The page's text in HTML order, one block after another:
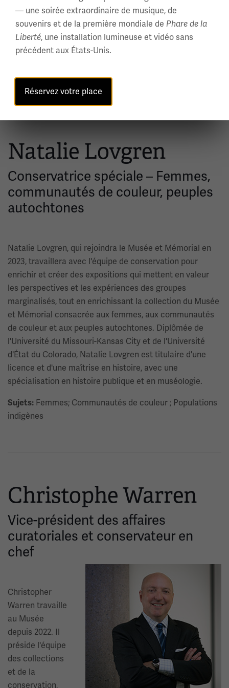
Musée général ; Des expositions; Thèmes et
impact de la Première Guerre mondiale ; Implications
sociales et histoire de la Première Guerre mondiale ;
Aliments; Programmation du musée et stratégies
Natalie Lovgren
Conservatrice spéciale – Femmes,
communautés de couleur, peuples
autochtones
Natalie Lovgren, qui rejoindra le Musée et Mémorial en
2023, travaillera avec l'équipe de conservation pour
enrichir et créer des expositions qui mettent en valeur
les perspectives et les expériences des groupes
marginalisés, tout en enrichissant la collection du Musée
et Mémorial consacrée aux femmes, aux communautés
de couleur et aux peuples autochtones. Diplômée de
l'Université du Missouri-Kansas City et de l'Université
d'État du Colorado, Natalie Lovgren est titulaire d'une
licence et d'une maîtrise en histoire, avec une
spécialisation en histoire publique et en muséologie.
Sujets: Femmes; Communautés de couleur ; Populations
indigènes
Christophe Warren
Vice-président des affaires
curatoriales et conservateur en
chef
Christopher
Warren travaille
au Musée
depuis 2022. Il
préside l'équipe
des collections
et de la
conservation,
— une soirée extraordinaire de musique, de
souvenirs et de la première mondiale de Phare de la
Liberté, une installation lumineuse et vidéo sans
précédent aux États-Unis.
Réservez votre place